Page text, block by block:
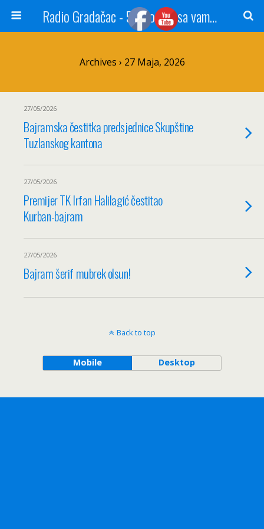
Radio Gradačac - 56 godina sa vama...
Archives › 27 Maja, 2026
27/05/2026
Bajramska čestitka predsjednice Skupštine
Tuzlanskog kantona
27/05/2026
Premijer TK Irfan Halilagić čestitao
Kurban-bajram
27/05/2026
Bajram šerif mubrek olsun!
Back to top
Mobile Desktop